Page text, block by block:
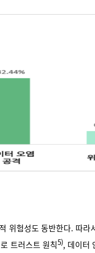
위험성도 동반한다. 따라
트러스트 원칙5), 데이터